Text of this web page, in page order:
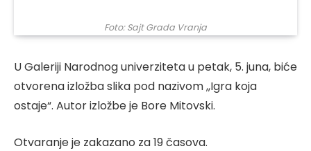
Foto: Sajt Grada Vranja
U Galeriji Narodnog univerziteta u petak, 5. juna, biće
otvorena izložba slika pod nazivom ,,Igra koja
ostaje“. Autor izložbe je Bore Mitovski.
Otvaranje je zakazano za 19 časova.